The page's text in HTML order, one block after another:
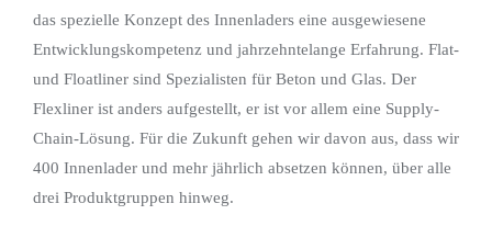
das spezielle Konzept des Innenladers eine ausgewiesene
Entwicklungskompetenz und jahrzehntelange Erfahrung. Flat-
und Floatliner sind Spezialisten für Beton und Glas. Der
Flexliner ist anders aufgestellt, er ist vor allem eine Supply-
Chain-Lösung. Für die Zukunft gehen wir davon aus, dass wir
400 Innenlader und mehr jährlich absetzen können, über alle
drei Produktgruppen hinweg.